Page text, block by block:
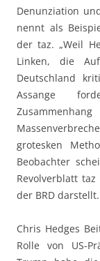
Denunziation
nennt als
der taz. „Weil
Linken, die
Deutschland
Assange
grotesken
Beobachter
Revolverblatt
der BRD darstellt.
Chris Hedges
Rolle von US-